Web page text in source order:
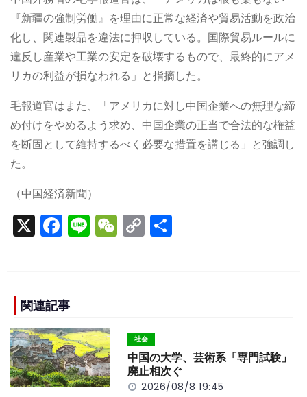
『新疆の強制労働』を理由に正常な経済や貿易活動を政治
化し、関連製品を違法に押収している。国際貿易ルールに
違反し産業や工業の安定を破壊するもので、最終的にアメ
リカの利益が損なわれる」と指摘した。
毛報道官はまた、「アメリカに対し中国企業への無理な締
め付けをやめるよう求め、中国企業の正当で合法的な権益
を断固として維持するべく必要な措置を講じる」と強調し
た。
（中国経済新聞）
X F
a
e
b
o
o
k
Li
n
W
e
C
o
n
k
関連記事
社会
中国の大学、芸術系「専門試験」
廃止相次ぐ
2026/08/8 19:45